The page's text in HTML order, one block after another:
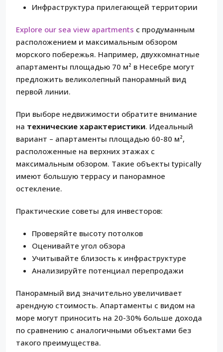
Инфраструктура прилегающей территории
Explore our sea view apartments с продуманным
расположением и максимальным обзором
морского побережья. Например, двухкомнатные
апартаменты площадью 70 м² в Несебре могут
предложить великолепный панорамный вид
первой линии.
При выборе недвижимости обратите внимание
на технические характеристики. Идеальный
вариант – апартаменты площадью 60-80 м²,
расположенные на верхних этажах с
максимальным обзором. Такие объекты typically
имеют большую террасу и панорамное
остекление.
Практические советы для инвесторов:
Проверяйте высоту потолков
Оценивайте угол обзора
Учитывайте близость к инфраструктуре
Анализируйте потенциал перепродажи
Панорамный вид значительно увеличивает
арендную стоимость. Апартаменты с видом на
море могут приносить на 20-30% больше дохода
по сравнению с аналогичными объектами без
такого преимущества.